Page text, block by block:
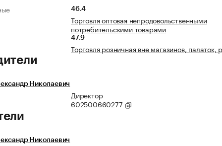
46.4
Торговля оптовая непродовольственными
потребительскими товарами
47.9
Торговля розничная вне магазинов, палаток,
Николаевич
Директор
602500660277
Николаевич